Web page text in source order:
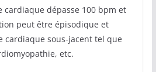
dépasse 100 bpm et
peut être épisodique et
cardiaque sous-jacent tel que
etc.